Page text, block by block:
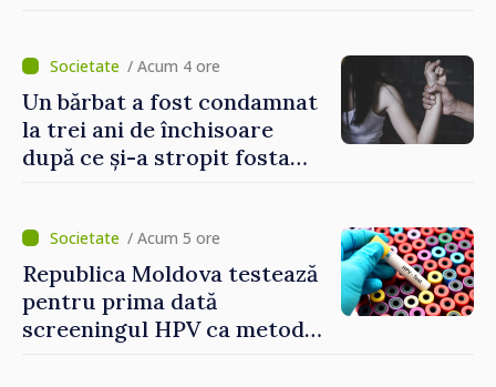
/ Acum 4 ore
Un bărbat a fost condamnat
la trei ani de închisoare
după ce și-a stropit fosta
/ Acum 5 ore
Republica Moldova testează
pentru prima dată
screeningul HPV ca metodă